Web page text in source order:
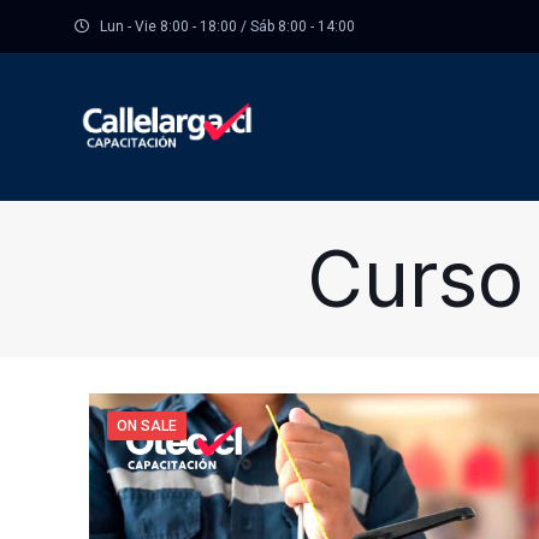
Lun - Vie 8:00 - 18:00 / Sáb 8:00 - 14:00
ON SALE